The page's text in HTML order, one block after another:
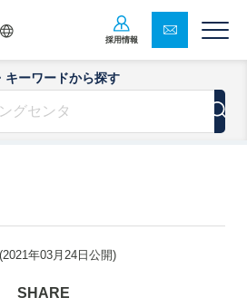
採用情報
キーワードから探す
(2021年03月24日 公開)
SHARE